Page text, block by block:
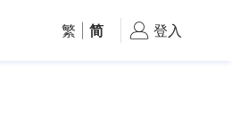
繁 简 登入